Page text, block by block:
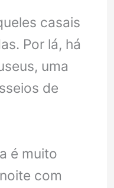
casais
Por lá, há
uma
de
é muito
com